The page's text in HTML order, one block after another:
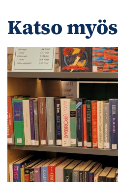
Katso myös